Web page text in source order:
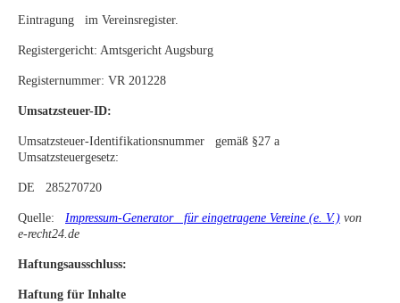
Eintragung im Vereinsregister.
Registergericht: Amtsgericht Augsburg
Registernummer: VR 201228
Umsatzsteuer-ID:
Umsatzsteuer-Identifikationsnummer gemäß §27 a
Umsatzsteuergesetz:
DE 285270720
Quelle: Impressum-Generator für eingetragene Vereine (e. V.) von
e-recht24.de
Haftungsausschluss:
Haftung für Inhalte